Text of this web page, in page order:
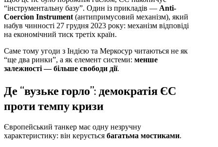
“інструментальну базу”. Один із прикладів — Anti-
Coercion Instrument (антипримусовий механізм), який
набув чинності 27 грудня 2023 року: механізм відповіді
на економічний тиск третіх країн.
Саме тому угоди з Індією та Меркосур читаються не як
“ще два ринки”, а як елемент системи: менше
залежності — більше свободи дії.
Де “вузьке горло”: демократія ЄС
проти темпу кризи
Європейський танкер має одну незручну
характеристику: він керується багатьма мостиками.